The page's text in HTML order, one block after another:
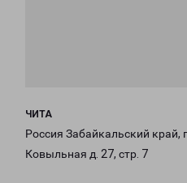
ЧИТА
Россия Забайкальский край,
Ковыльная д. 27, стр. 7